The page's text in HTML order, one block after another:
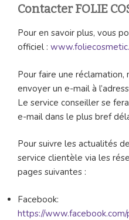
Contacter FOLIE
Pour en savoir plus, vous
officiel :
Pour faire une réclamation,
envoyer un e-mail à
Le service conseiller se
e-mail dans le plus bref
Pour suivre les actualités
service clientèle via les
pages suivantes :
Facebook:
https://